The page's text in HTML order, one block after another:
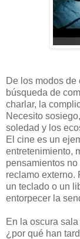
De los modos de
búsqueda de
charlar, la
Necesito
soledad y los
El cine es un
entretenimiento,
pensamientos
reclamo externo.
un teclado o un
entorpecer la
En la oscura
¿por qué han